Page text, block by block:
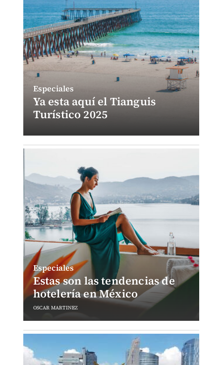
Ya esta aquí el Tianguis
Turístico 2025
Especiales
Estas son las tendencias de
hotelería en México
Especiales
OSCAR MARTINEZ